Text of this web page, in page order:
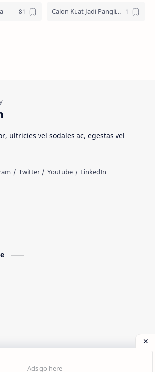
Post a Comment
Calon Kuat Jadi Panglima TNI
Wisata Indonesia
ultricies vel sodales ac, egestas vel
. All rights reserved.